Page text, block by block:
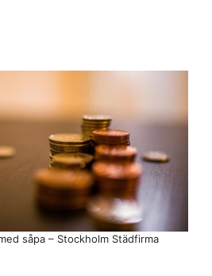
såpa – Stockholm Städfirma